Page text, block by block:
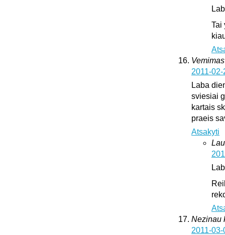
Tai
Vemimas
2011-
Laba
sviesiai
kartais
praeis
Atsakyti
Nezinau
2011-